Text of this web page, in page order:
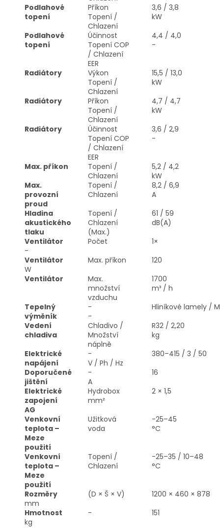
Podlahové
topení
Příkon
Topení /
Chlazení
3,6 / 3,8
kW
Podlahové
topení
Účinnost
Topení COP
/ Chlazení
EER
4,4 / 4,0
-
Radiátory
Výkon
Topení /
Chlazení
15,5 / 13,0
kW
Radiátory
Příkon
Topení /
Chlazení
4,7 / 4,7
kW
Radiátory
Účinnost
Topení COP
/ Chlazení
EER
3,6 / 2,9
-
Max. příkon
Topení /
Chlazení
5,2 / 4,2
kW
Max.
provozní
proud
Topení /
Chlazení
8,2 / 6,9
A
Hladina
akustického
tlaku
Topení /
Chlazení
(Max.)
61 / 59
dB(A)
Ventilátor
Počet
1×
-
Ventilátor
Max. příkon
120
W
Ventilátor
Max.
množství
vzduchu
1700
m³ / h
Tepelný
výměník
-
Hliníkové lamely /
-
Vedení
chladiva
Chladivo /
Množství
náplně
R32 / 2,20
kg
Elektrické
napájení
-
380–415 / 3 / 50
V / Ph / Hz
Doporučené
jištění
-
16
A
Elektrické
zapojení
AG
Hydrobox
2 × 1,5
mm²
Venkovní
teplota –
Meze
použití
Užitková
voda
-25–45
°C
Venkovní
teplota –
Meze
použití
Topení /
Chlazení
-25–35 / 10–48
°C
Rozměry (D × Š × V)
1200 × 460 × 878
mm
Hmotnost
-
151
kg